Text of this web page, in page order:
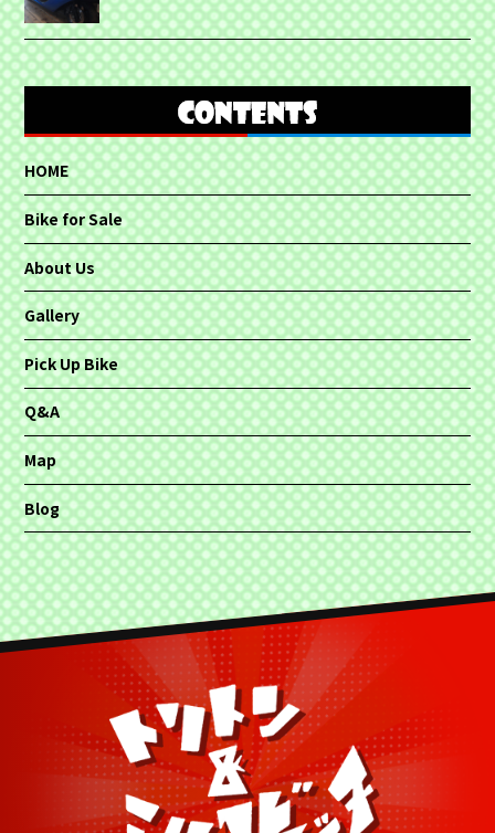
HOME
Bike for Sale
About Us
Gallery
Pick Up Bike
Q&A
Map
Blog